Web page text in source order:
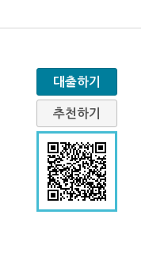
대출하기
추천하기